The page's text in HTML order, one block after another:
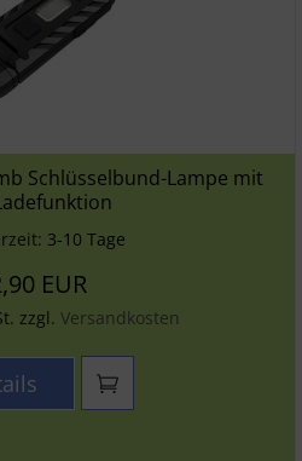
Schlüsselbund-Lampe mit
3-10 Tage
EUR
zzgl. Versandkosten